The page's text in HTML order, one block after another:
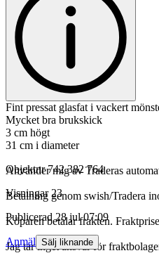
Fint pressat glasfat i vackert
Mycket bra brukskick
3 cm högt
31 cm i diameter
Använder mig av Traderas
Betalning genom swish/Tradera
Köparen betalar frakten.
Jag tar inget ansvar för
Objektnr 742 382 764
Visningar 23
Publicerad 28 jul 07:09
Anmäl Sälj liknande